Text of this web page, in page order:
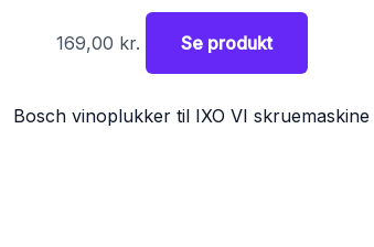
169,00 kr. Se produkt